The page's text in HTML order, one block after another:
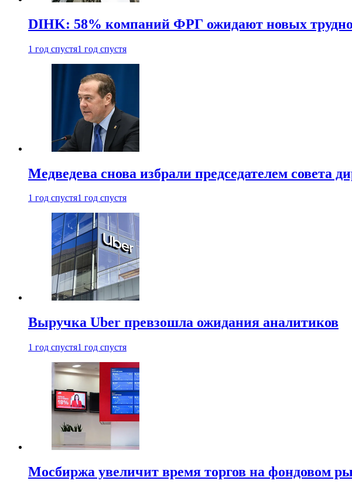
DIHK: 58% компаний ФРГ ожидают новых
1 год спустя1 год спустя
Медведева снова избрали председателем совета
1 год спустя1 год спустя
Выручка Uber превзошла ожидания аналитиков
1 год спустя1 год спустя
Мосбиржа увеличит время торгов на фондовом